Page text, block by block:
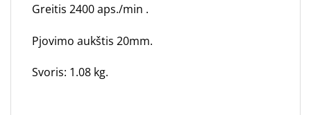
Greitis 2400 aps./min .
Pjovimo aukštis 20mm.
Svoris: 1.08 kg.